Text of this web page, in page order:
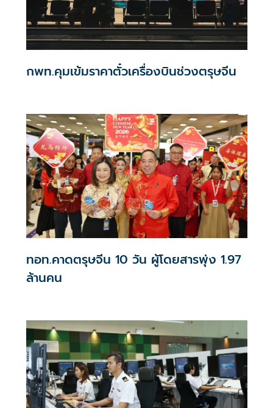
กพท.คุมเข้มราคาตั๋วเครื่องบินช่วงตรุษจีน
ทอท.คาดตรุษจีน 10 วัน ผู้โดยสารพุ่ง 1.97
ล้านคน